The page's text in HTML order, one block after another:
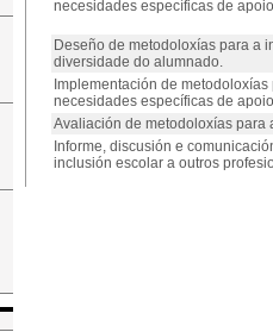
necesidades específicas de
Deseño de metodoloxías para a
diversidade do alumnado.
Implementación de
necesidades específicas de
Avaliación de metodoloxías para
Informe, discusión e
inclusión escolar a outros